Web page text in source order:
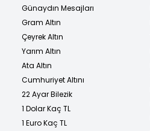
Günaydın Mesajları
Gram Altın
Çeyrek Altın
Yarım Altın
Ata Altın
Cumhuriyet Altını
22 Ayar Bilezik
1 Dolar Kaç TL
1 Euro Kaç TL